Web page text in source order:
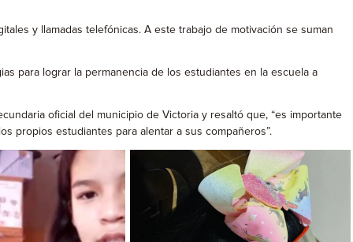
y llamadas telefónicas. A este trabajo de motivación se suman
para lograr la permanencia de los estudiantes en la escuela a
oficial del municipio de Victoria y resaltó que, “es importante
propios estudiantes para alentar a sus compañeros”.